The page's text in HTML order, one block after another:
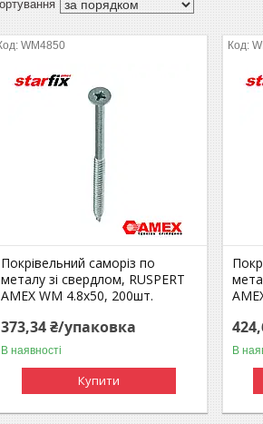
WM4850
Покрівельний саморіз по
металу зі свердлом, RUSPERT
AMEX WM 4.8x50, 200шт.
373,34 ₴/упаковка
В наявності
Купити
В